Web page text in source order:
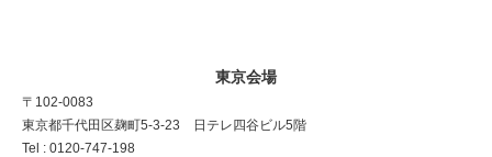
東京会場
〒102-0083
東京都千代田区麹町5-3-23 日テレ四谷ビル5階
Tel : 0120-747-198